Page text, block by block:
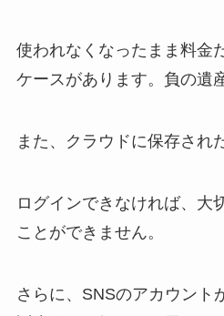
使われなくなったまま料金
ケースがあります。負の遺
また、クラウドに保存され
ログインできなければ、大
ことができません。
さらに、SNSのアカウント